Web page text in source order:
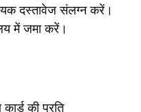
दस्तावेज संलग्न करें।
में जमा करें।
की प्रति